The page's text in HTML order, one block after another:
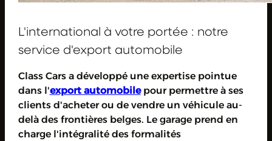
L'international à votre portée : notre
service d'export automobile
Class Cars a développé une expertise pointue
dans l'export automobilepour permettre à ses
clients d'acheter ou de vendre un véhicule au-
delà des frontières belges. Le garage prend en
charge l'intégralité des formalités